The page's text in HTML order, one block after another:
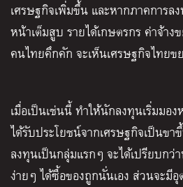
เศรษฐกิจเพิ่มขึ้น และหากภาคการล
หน้าเต็มสูบ รายได้เกษตรกร ค่าจ้าง
คนไทยคึกคัก จะเห็นเศรษฐกิจไทยข
เมื่อเป็นเช่นนี้ทำให้นักลงทุนเริ่มมอ
ได้รับประโยชน์จากเศรษฐกิจเป็นขา
ลงทุนเป็นกลุ่มแรกๆ จะได้เปรียบกว่า
ง่ายๆ ได้ซื้อของถูกนั่นเอง ส่วนจะมี